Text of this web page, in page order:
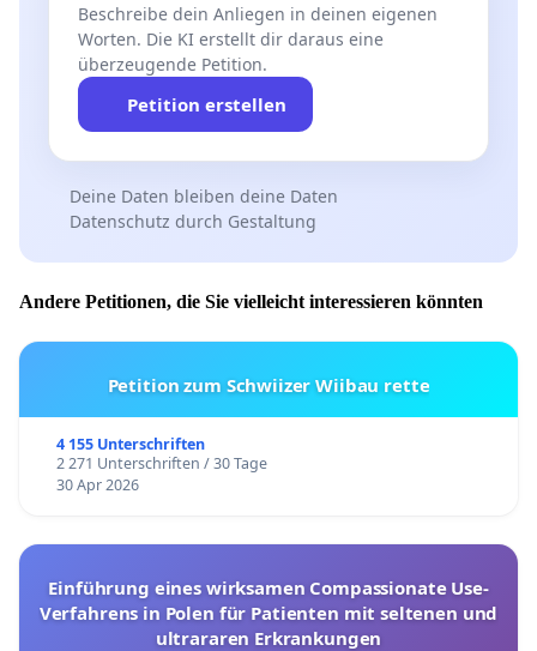
Beschreibe dein Anliegen in deinen eigenen
Worten. Die KI erstellt dir daraus eine
überzeugende Petition.
Petition erstellen
Deine Daten bleiben deine Daten
Datenschutz durch Gestaltung
Andere Petitionen, die Sie vielleicht interessieren könnten
Petition zum Schwiizer Wiibau rette
4 155 Unterschriften
2 271 Unterschriften / 30 Tage
30 Apr 2026
Einführung eines wirksamen Compassionate Use-
Verfahrens in Polen für Patienten mit seltenen und
ultrararen Erkrankungen